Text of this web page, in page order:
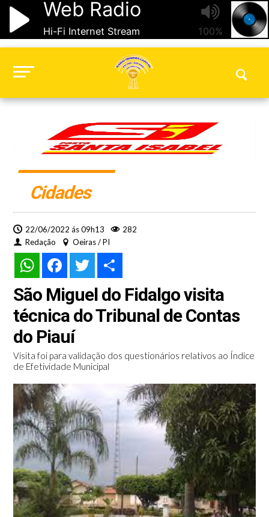
Cidades
22/06/2022 ás 09h13
282
Redação
Oeiras / PI
WhatsAppFacebookTwitter
São Miguel do Fidalgo visita
técnica do Tribunal de Contas
do Piauí
Visita foi para validação dos questionários relativos ao Índice
de Efetividade Municipal